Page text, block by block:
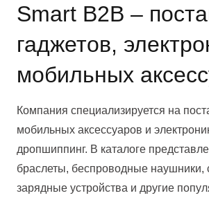
Smart B2B –
гаджетов,
мобильных
Компания специализируется на
мобильных аксессуаров и
дропшиппинг. В каталоге
браслеты, беспроводные наушники,
зарядные устройства и другие